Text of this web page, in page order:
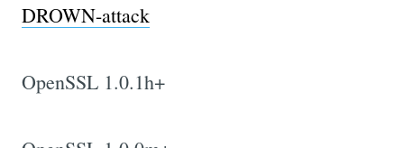
DROWN-attack
OpenSSL 1.0.1h+